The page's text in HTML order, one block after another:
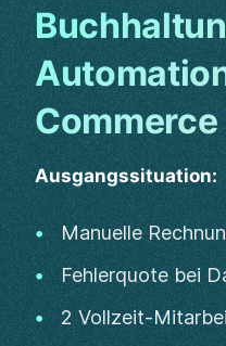
Commerce
Ausgangssituation:
Manuelle
Fehlerquote bei
2 Vollzeit-